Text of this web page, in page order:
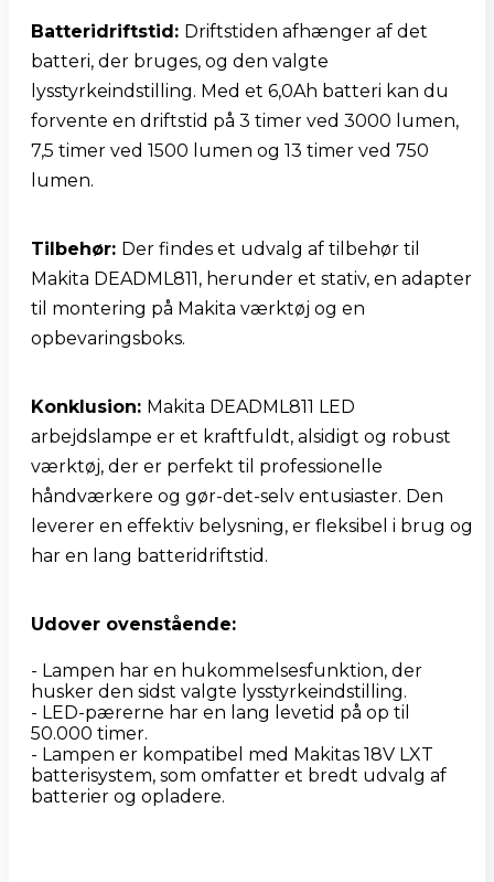
Batteridriftstid: Driftstiden afhænger af det
batteri, der bruges, og den valgte
lysstyrkeindstilling. Med et 6,0Ah batteri kan du
forvente en driftstid på 3 timer ved 3000 lumen,
7,5 timer ved 1500 lumen og 13 timer ved 750
lumen.
Tilbehør: Der findes et udvalg af tilbehør til
Makita DEADML811, herunder et stativ, en adapter
til montering på Makita værktøj og en
opbevaringsboks.
Konklusion: Makita DEADML811 LED
arbejdslampe er et kraftfuldt, alsidigt og robust
værktøj, der er perfekt til professionelle
håndværkere og gør-det-selv entusiaster. Den
leverer en effektiv belysning, er fleksibel i brug og
har en lang batteridriftstid.
Udover ovenstående:
- Lampen har en hukommelsesfunktion, der
husker den sidst valgte lysstyrkeindstilling.
- LED-pærerne har en lang levetid på op til
50.000 timer.
- Lampen er kompatibel med Makitas 18V LXT
batterisystem, som omfatter et bredt udvalg af
batterier og opladere.